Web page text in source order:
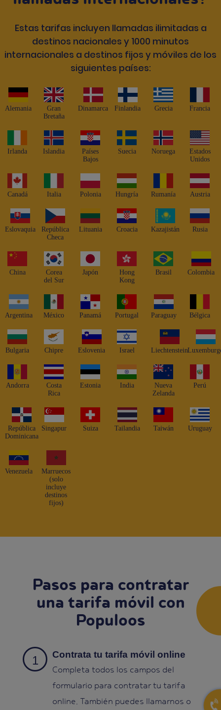
Estas tarifas incluyen llamadas ilimitadas a
destinos nacionales y 1000 minutos
internacionales a destinos fijos y móviles de los
siguientes países:
Alemania
Gran
Bretaña
Dinamarca Finlandia Grecia Francia
Irlanda Islandia
Países
Bajos
Suecia Noruega
Estados
Unidos
Canadá Italia Polonia Hungría Rumanía Austria
Eslovaquia
República
Checa
Lituania Croacia Kazajistán Rusia
China
Corea
del Sur
Japón
Hong
Kong
Brasil Colombia
Argentina México Panamá Portugal Paraguay Bélgica
Bulgaria Chipre Eslovenia Israel Liechtenstein
Andorra
Costa
Rica
Estonia India
Nueva
Zelanda
Perú
República
Dominicana
Singapur Suiza Tailandia Taiwán Uruguay
Venezuela
Marruecos
(solo
incluye
destinos
fijos)
Pasos para contratar
una tarifa móvil con
Populoos
Contrata tu tarifa móvil online
Completa todos los campos del
formulario para contratar tu tarifa
online. También puedes llamarnos o